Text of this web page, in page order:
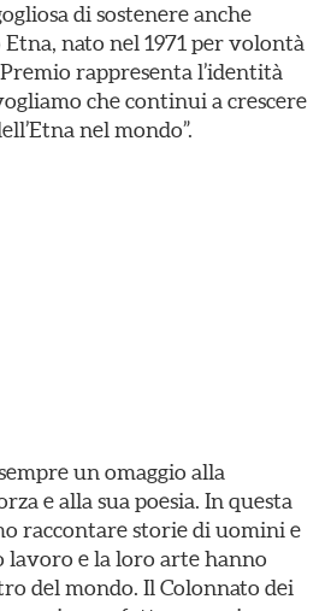
di sostenere anche
nato nel 1971 per volontà
rappresenta l’identità
che continui a crescere
nel mondo”.
un omaggio alla
e alla sua poesia. In questa
raccontare storie di uomini e
lavoro e la loro arte hanno
del mondo. Il Colonnato dei